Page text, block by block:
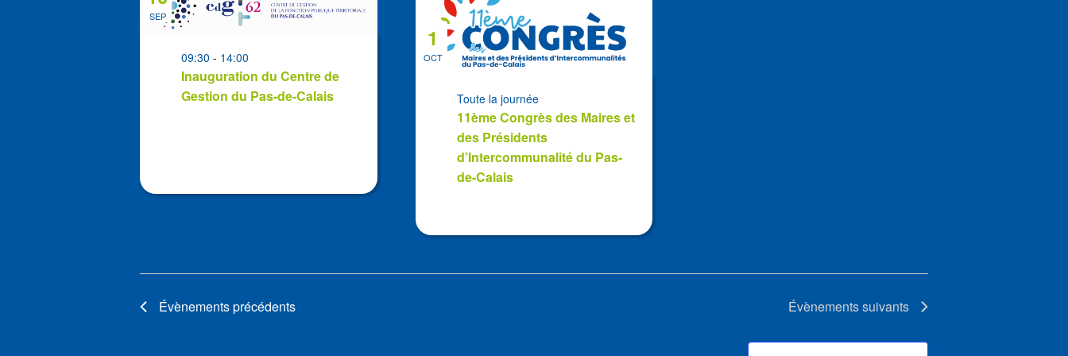
events
Photo
View
SEP
Inauguration du Centre de
Gestion du Pas-de-Calais
09:30- 14:00 OCT
1
11ème Congrès des Maires et
des Présidents
d’Intercommunalité du Pas-
de-Calais
Toute la journée
Évènementsprécédents Évènementssuivants